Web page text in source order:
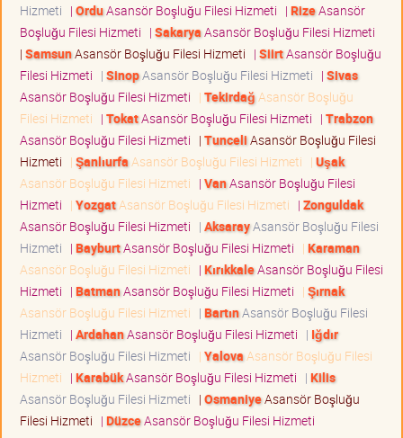
Hizmeti | OrduAsansör Boşluğu Filesi Hizmeti | RizeAsansör
Boşluğu Filesi Hizmeti | SakaryaAsansör Boşluğu Filesi Hizmeti
| SamsunAsansör Boşluğu Filesi Hizmeti | SiirtAsansör Boşluğu
Filesi Hizmeti | SinopAsansör Boşluğu Filesi Hizmeti | Sivas
Asansör Boşluğu Filesi Hizmeti | Tekirdağ Asansör Boşluğu
Filesi Hizmeti | TokatAsansör Boşluğu Filesi Hizmeti | Trabzon
Asansör Boşluğu Filesi Hizmeti | TunceliAsansör Boşluğu Filesi
Hizmeti | Şanlıurfa Asansör Boşluğu Filesi Hizmeti | Uşak
Asansör Boşluğu Filesi Hizmeti | VanAsansör Boşluğu Filesi
Hizmeti | YozgatAsansör Boşluğu Filesi Hizmeti | Zonguldak
Asansör Boşluğu Filesi Hizmeti | AksarayAsansör Boşluğu Filesi
Hizmeti | BayburtAsansör Boşluğu Filesi Hizmeti | Karaman
Asansör Boşluğu Filesi Hizmeti | KırıkkaleAsansör Boşluğu Filesi
Hizmeti | BatmanAsansör Boşluğu Filesi Hizmeti | Şırnak
Asansör Boşluğu Filesi Hizmeti | BartınAsansör Boşluğu Filesi
Hizmeti | ArdahanAsansör Boşluğu Filesi Hizmeti | Iğdır
Asansör Boşluğu Filesi Hizmeti | Yalova Asansör Boşluğu Filesi
Hizmeti | KarabükAsansör Boşluğu Filesi Hizmeti | Kilis
Asansör Boşluğu Filesi Hizmeti | OsmaniyeAsansör Boşluğu
Filesi Hizmeti | DüzceAsansör Boşluğu Filesi Hizmeti